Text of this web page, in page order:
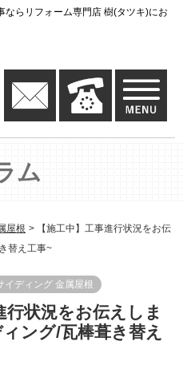
らリフォーム専門店 樹(タツキ)にお
ム
屋根
【施工中】工事進行状況をお伝
替え工事~
イディング 金属屋根
行状況をお伝えしま
ング/瓦棒葺き替え